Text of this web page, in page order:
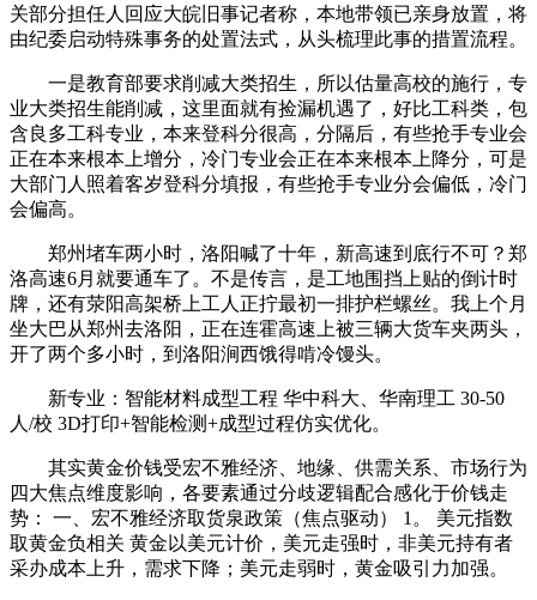
关部分担任人回应大皖旧事记者称，本地带领已亲身放置，将
由纪委启动特殊事务的处置法式，从头梳理此事的措置流程。
一是教育部要求削减大类招生，所以估量高校的施行，专
业大类招生能削减，这里面就有捡漏机遇了，好比工科类，包
含良多工科专业，本来登科分很高，分隔后，有些抢手专业会
正在本来根本上增分，冷门专业会正在本来根本上降分，可是
大部门人照着客岁登科分填报，有些抢手专业分会偏低，冷门
会偏高。
郑州堵车两小时，洛阳喊了十年，新高速到底行不可？郑
洛高速6月就要通车了。不是传言，是工地围挡上贴的倒计时
牌，还有荥阳高架桥上工人正拧最初一排护栏螺丝。我上个月
坐大巴从郑州去洛阳，正在连霍高速上被三辆大货车夹两头，
开了两个多小时，到洛阳涧西饿得啃冷馒头。
新专业：智能材料成型工程 华中科大、华南理工 30-50
人/校 3D打印+智能检测+成型过程仿实优化。
其实黄金价钱受宏不雅经济、地缘、供需关系、市场行为
四大焦点维度影响，各要素通过分歧逻辑配合感化于价钱走
势： 一、宏不雅经济取货泉政策（焦点驱动） 1。 美元指数
取黄金负相关 黄金以美元计价，美元走强时，非美元持有者
采办成本上升，需求下降；美元走弱时，黄金吸引力加强。